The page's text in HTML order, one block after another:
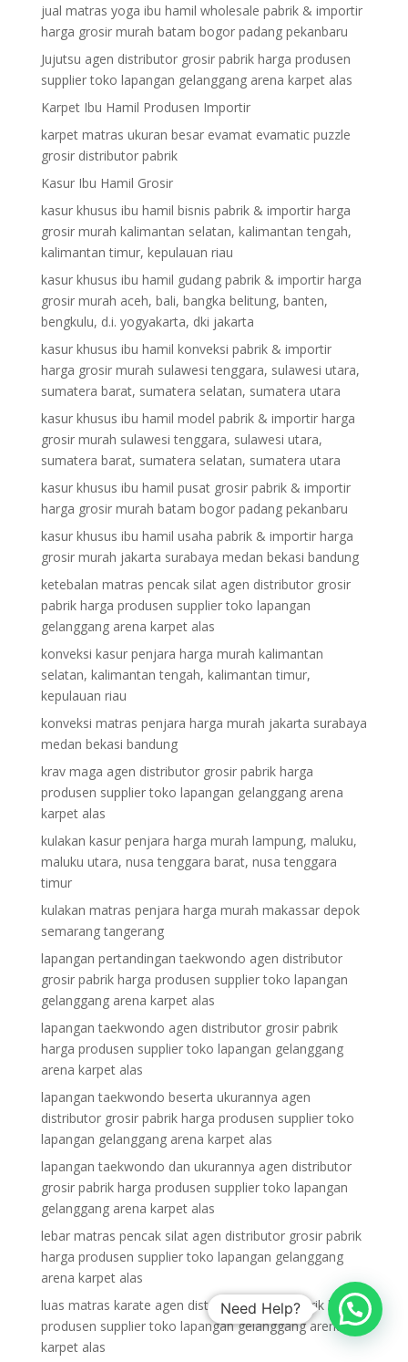
jual matras yoga ibu hamil wholesale pabrik & importir
harga grosir murah batam bogor padang pekanbaru
Jujutsu agen distributor grosir pabrik harga produsen
supplier toko lapangan gelanggang arena karpet alas
Karpet Ibu Hamil Produsen Importir
karpet matras ukuran besar evamat evamatic puzzle
grosir distributor pabrik
Kasur Ibu Hamil Grosir
kasur khusus ibu hamil bisnis pabrik & importir harga
grosir murah kalimantan selatan, kalimantan tengah,
kalimantan timur, kepulauan riau
kasur khusus ibu hamil gudang pabrik & importir harga
grosir murah aceh, bali, bangka belitung, banten,
bengkulu, d.i. yogyakarta, dki jakarta
kasur khusus ibu hamil konveksi pabrik & importir
harga grosir murah sulawesi tenggara, sulawesi utara,
sumatera barat, sumatera selatan, sumatera utara
kasur khusus ibu hamil model pabrik & importir harga
grosir murah sulawesi tenggara, sulawesi utara,
sumatera barat, sumatera selatan, sumatera utara
kasur khusus ibu hamil pusat grosir pabrik & importir
harga grosir murah batam bogor padang pekanbaru
kasur khusus ibu hamil usaha pabrik & importir harga
grosir murah jakarta surabaya medan bekasi bandung
ketebalan matras pencak silat agen distributor grosir
pabrik harga produsen supplier toko lapangan
gelanggang arena karpet alas
konveksi kasur penjara harga murah kalimantan
selatan, kalimantan tengah, kalimantan timur,
kepulauan riau
konveksi matras penjara harga murah jakarta surabaya
medan bekasi bandung
krav maga agen distributor grosir pabrik harga
produsen supplier toko lapangan gelanggang arena
karpet alas
kulakan kasur penjara harga murah lampung, maluku,
maluku utara, nusa tenggara barat, nusa tenggara
timur
kulakan matras penjara harga murah makassar depok
semarang tangerang
lapangan pertandingan taekwondo agen distributor
grosir pabrik harga produsen supplier toko lapangan
gelanggang arena karpet alas
lapangan taekwondo agen distributor grosir pabrik
harga produsen supplier toko lapangan gelanggang
arena karpet alas
lapangan taekwondo beserta ukurannya agen
distributor grosir pabrik harga produsen supplier toko
lapangan gelanggang arena karpet alas
lapangan taekwondo dan ukurannya agen distributor
grosir pabrik harga produsen supplier toko lapangan
gelanggang arena karpet alas
lebar matras pencak silat agen distributor grosir pabrik
harga produsen supplier toko lapangan gelanggang
arena karpet alas
luas matras karate agen distributor grosir pabrik harga
produsen supplier toko lapangan gelanggang arena
karpet alas
Need Help?